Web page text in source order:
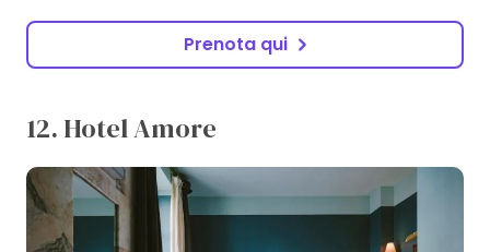
Prenota qui
12. Hotel Amore